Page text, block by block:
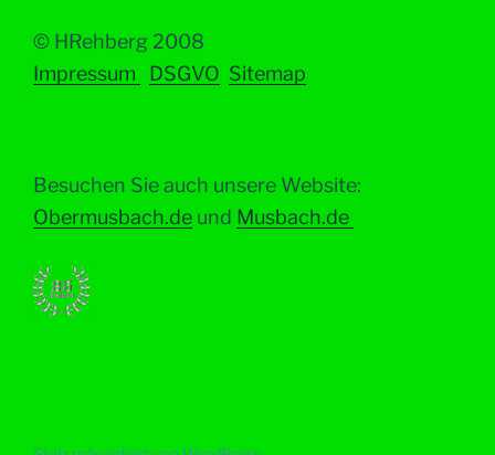
© HRehberg 2008
Impressum
DSGVO Sitemap
Besuchen Sie auch unsere Website:
Obermusbach.de und Musbach.de